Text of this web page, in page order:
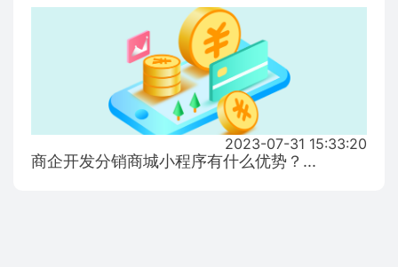
2023-07-31 15:33:20
商企开发分销商城小程序有什么优势？...